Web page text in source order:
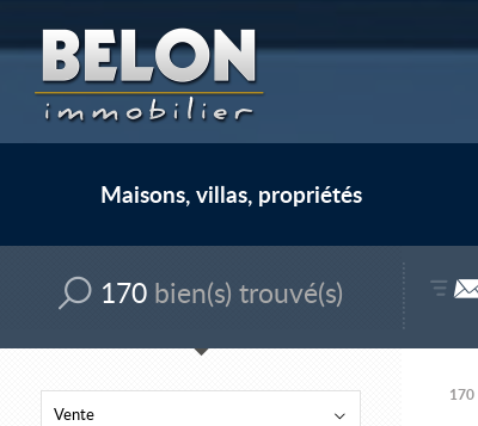
Maisons, villas, propriétés
170 bien(s) trouvé(s)
Vente
170